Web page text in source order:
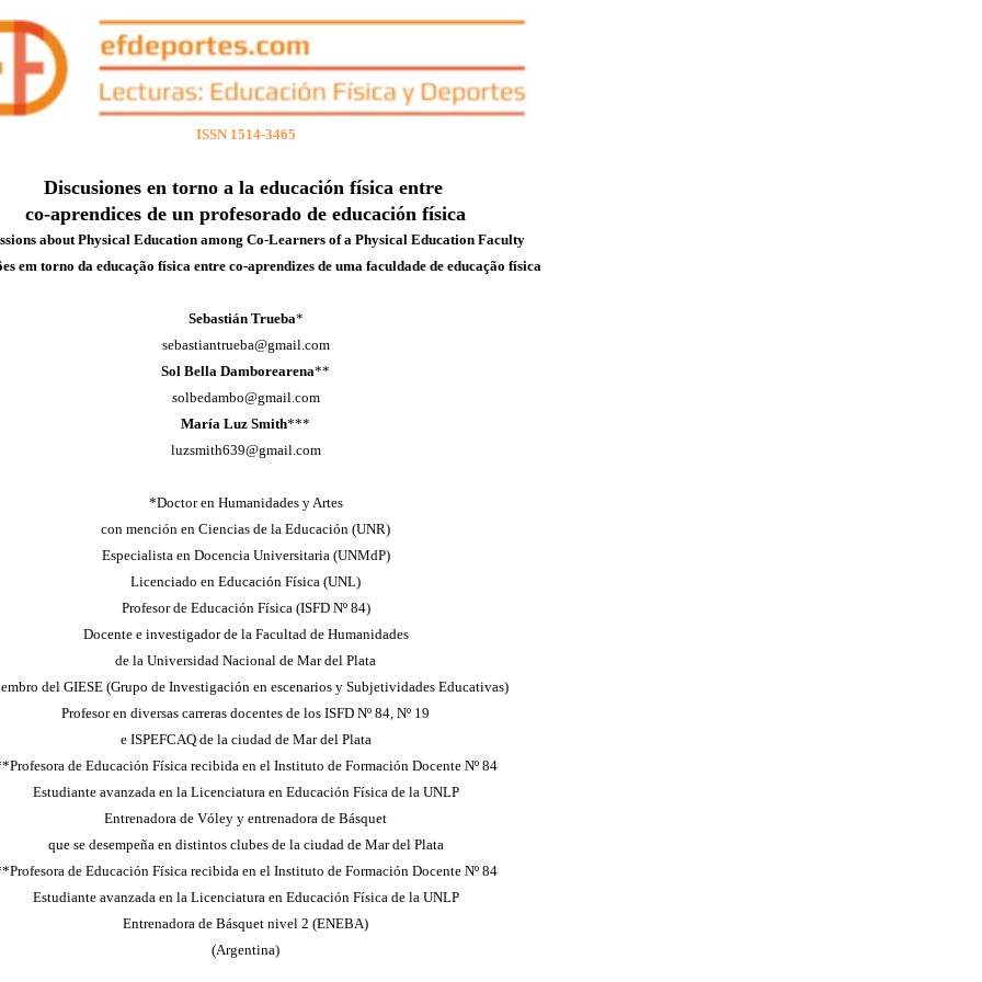
ISSN 1514-3465
Discusiones en torno a la educación física entre
co-aprendices de un profesorado de educación física
about Physical Education among Co-Learners of a Physical Education Faculty
em torno da educação física entre co-aprendizes de uma faculdade de educação física
Sebastián Trueba*
sebastiantrueba@gmail.com
Sol Bella Damborearena**
solbedambo@gmail.com
María Luz Smith***
luzsmith639@gmail.com
*Doctor en Humanidades y Artes
con mención en Ciencias de la Educación (UNR)
Especialista en Docencia Universitaria (UNMdP)
Licenciado en Educación Física (UNL)
Profesor de Educación Física (ISFD Nº 84)
Docente e investigador de la Facultad de Humanidades
de la Universidad Nacional de Mar del Plata
del GIESE (Grupo de Investigación en escenarios y Subjetividades Educativas)
Profesor en diversas carreras docentes de los ISFD Nº 84, Nº 19
e ISPEFCAQ de la ciudad de Mar del Plata
de Educación Física recibida en el Instituto de Formación Docente Nº 84
Estudiante avanzada en la Licenciatura en Educación Física de la UNLP
Entrenadora de Vóley y entrenadora de Básquet
que se desempeña en distintos clubes de la ciudad de Mar del Plata
de Educación Física recibida en el Instituto de Formación Docente Nº 84
Estudiante avanzada en la Licenciatura en Educación Física de la UNLP
Entrenadora de Básquet nivel 2 (ENEBA)
(Argentina)